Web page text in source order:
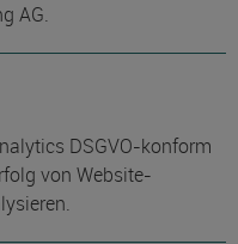
AG.
DSGVO-konform
von Website-